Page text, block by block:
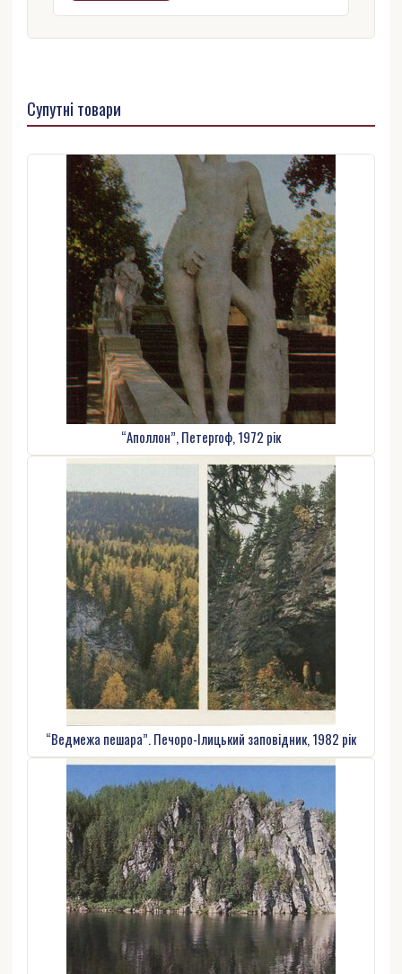
Супутні товари
“Аполлон”, Петергоф, 1972 рік
“Ведмежа пешара”. Печоро-Ілицький заповідник, 1982 рік